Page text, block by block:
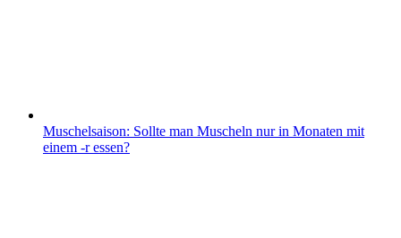
Muschelsaison: Sollte man Muscheln nur in Monaten mit
einem -r essen?